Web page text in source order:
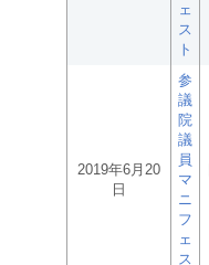
ェ
ス
ト
2019年6月20
日
参
議
院
議
員
マ
ニ
フ
ェ
ス